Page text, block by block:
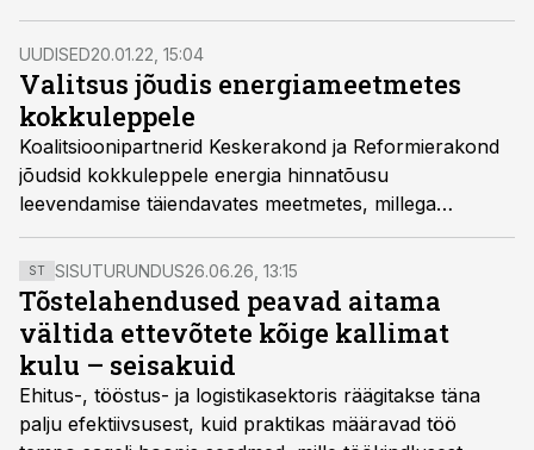
otsus.
UUDISED20.01.22, 15:04
Valitsus jõudis energiameetmetes
kokkuleppele
Koalitsioonipartnerid Keskerakond ja Reformierakond
jõudsid kokkuleppele energia hinnatõusu
leevendamise täiendavates meetmetes, millega
kehtestatakse kodutarbijatele elektri- ja gaasi hinnalagi
ning viiakse äritarbijate elektri võrgutasu nulli.
ST SISUTURUNDUS26.06.26, 13:15
Tõstelahendused peavad aitama
vältida ettevõtete kõige kallimat
kulu – seisakuid
Ehitus-, tööstus- ja logistikasektoris räägitakse täna
palju efektiivsusest, kuid praktikas määravad töö